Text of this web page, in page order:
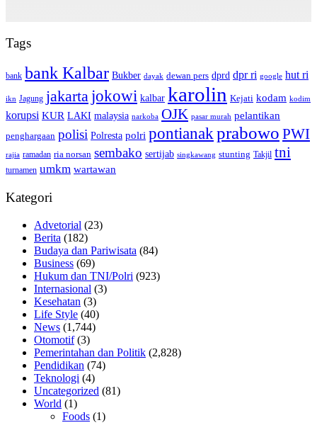
Tags
bank bank Kalbar Bukber dayak dewan pers dprd dpr ri google hut ri
ikn Jagung jakarta jokowi kalbar karolin Kejati kodam kodim
korupsi KUR LAKI malaysia narkoba OJK pasar murah pelantikan
penghargaan polisi Polresta polri pontianakprabowo PWI
rajia ramadan ria norsan sembako sertijab singkawang stunting Takjil tni
turnamen umkm wartawan
Kategori
Advetorial (23)
Berita (182)
Budaya dan Pariwisata (84)
Business (69)
Hukum dan TNI/Polri (923)
Internasional (3)
Kesehatan (3)
Life Style (40)
News (1,744)
Otomotif(3)
Pemerintahan dan Politik (2,828)
Pendidikan (74)
Teknologi (4)
Uncategorized (81)
World (1)
Foods (1)